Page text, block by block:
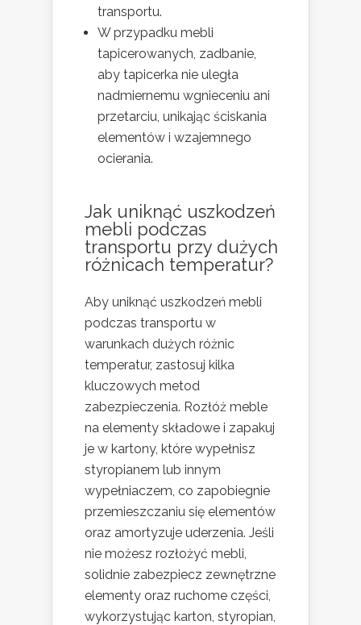
transportu.
W przypadku mebli
tapicerowanych, zadbanie,
aby tapicerka nie uległa
nadmiernemu wgnieceniu ani
przetarciu, unikając ściskania
elementów i wzajemnego
ocierania.
Jak uniknąć uszkodzeń
mebli podczas
transportu przy dużych
różnicach temperatur?
Aby uniknąć uszkodzeń mebli
podczas transportu w
warunkach dużych różnic
temperatur, zastosuj kilka
kluczowych metod
zabezpieczenia. Rozłóż meble
na elementy składowe i zapakuj
je w kartony, które wypełnisz
styropianem lub innym
wypełniaczem, co zapobiegnie
przemieszczaniu się elementów
oraz amortyzuje uderzenia. Jeśli
nie możesz rozłożyć mebli,
solidnie zabezpiecz zewnętrzne
elementy oraz ruchome części,
wykorzystując karton, styropian,